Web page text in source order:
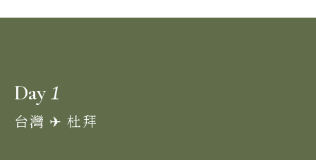
Day1
台灣 ✈︎ 杜拜